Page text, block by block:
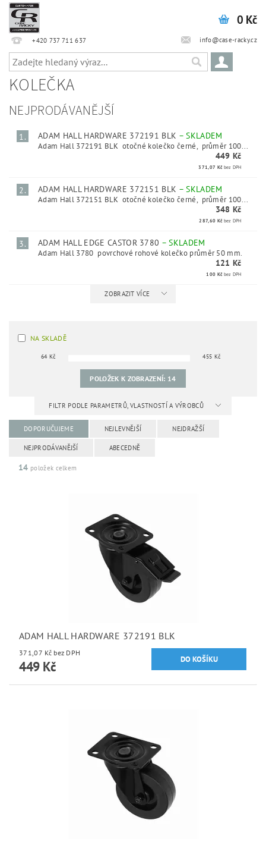
+420 737 711 637 info@case-racky.cz
0 Kč
KOLEČKA
NEJPRODÁVANĚJŠÍ
1. ADAM HALL HARDWARE 372191 BLK –SKLADEM
Adam Hall 372191 BLK otočné kolečko černé, průměr 100...
449 Kč
371,07 Kč bez DPH
2. ADAM HALL HARDWARE 372151 BLK –SKLADEM
Adam Hall 372151 BLK otočné kolečko černé, průměr 100...
348 Kč
287,60 Kč bez DPH
3. ADAM HALL EDGE CASTOR 3780 –SKLADEM
Adam Hall 3780 povrchové rohové kolečko průměr 50 mm.
121 Kč
100 Kč bez DPH
ZOBRAZIT VÍCE
NA SKLADĚ
64Kč 455 Kč
POLOŽEK K ZOBRAZENÍ: 14
FILTR PODLE PARAMETRŮ, VLASTNOSTÍ A VÝROBCŮ
DOPORUČUJEME NEJLEVNĚJŠÍ NEJDRAŽŠÍ
NEJPRODÁVANĚJŠÍ ABECEDNĚ
14 položek celkem
ADAM HALL HARDWARE 372191 BLK
371,07 Kč bez DPH
449 Kč